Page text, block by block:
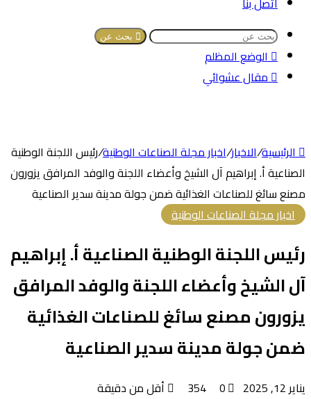
بحث عن
الوضع المظلم
مقال عشوائي
الرئيسية/الاخبار/اخبار مجلة الصناعات الوطنية/رئيس اللجنة الوطنية
الصناعية أ. إبراهيم آل الشيخ وأعضاء اللجنة والوفد المرافق يزورون
مصنع سائغ للصناعات الغذائية ضمن جولة مدينة سدير الصناعية
اخبار مجلة الصناعات الوطنية
رئيس اللجنة الوطنية الصناعية أ. إبراهيم
آل الشيخ وأعضاء اللجنة والوفد المرافق
يزورون مصنع سائغ للصناعات الغذائية
ضمن جولة مدينة سدير الصناعية
يناير 12, 2025 0 أقل من دقيقة